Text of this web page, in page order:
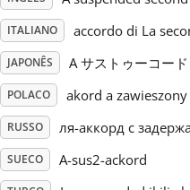
繁體中文
ITALIANO accordo di La
JAPONÊS A サストゥーコード
POLACO akord a
RUSSO ля-аккорд с
SUECO A-sus2-ackord